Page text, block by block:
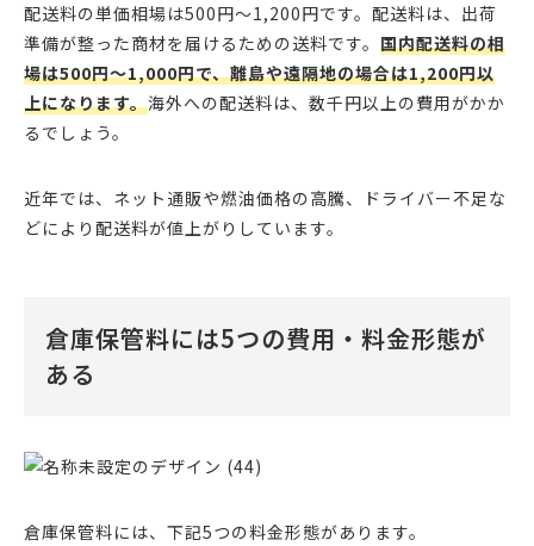
配送料の単価相場は500円〜1,200円です。配送料は、出荷
準備が整った商材を届けるための送料です。 国内配送料の相
場は500円〜1,000円で、離島や遠隔地の場合は1,200円以
上になります。海外への配送料は、数千円以上の費用がかか
るでしょう。
近年では、ネット通販や燃油価格の高騰、ドライバー不足な
どにより配送料が値上がりしています。
倉庫保管料には5つの費用・料金形態が
ある
倉庫保管料には、下記5つの料金形態があります。